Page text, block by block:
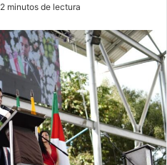
2 minutos de lectura